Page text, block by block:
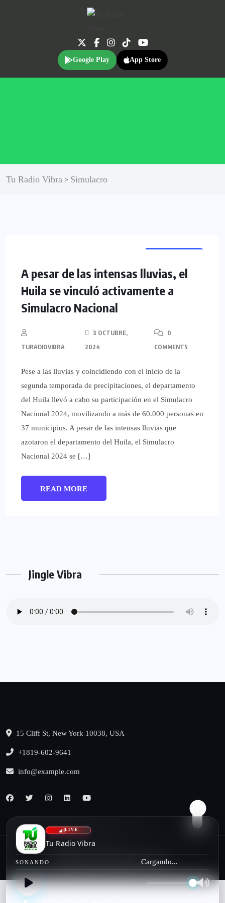
Google Play App Store
Tu Radio Vibra > Simulacro
A pesar de las intensas lluvias, el
Huila se vinculó activamente a
Simulacro Nacional
TURADIOVIBRA
3 OCTUBRE,
2024
0
COMMENTS
Pese a las lluvias y coincidiendo con el inicio de la
segunda temporada de precipitaciones, el departamento
del Huila llevó a cabo su participación en el Simulacro
Nacional 2024, movilizando a más de 60.000 personas en
37 municipios. A pesar de las intensas lluvias que
azotaron el departamento del Huila, el Simulacro
Nacional 2024 se […]
READ MORE
Jingle Vibra
15 Cliff St, New York 10038, USA
+1819-602-9641
info@example.com
© 2022, benqu All Rights Reserved
LIVE
Tu Radio Vibra
SONANDO Cargando...